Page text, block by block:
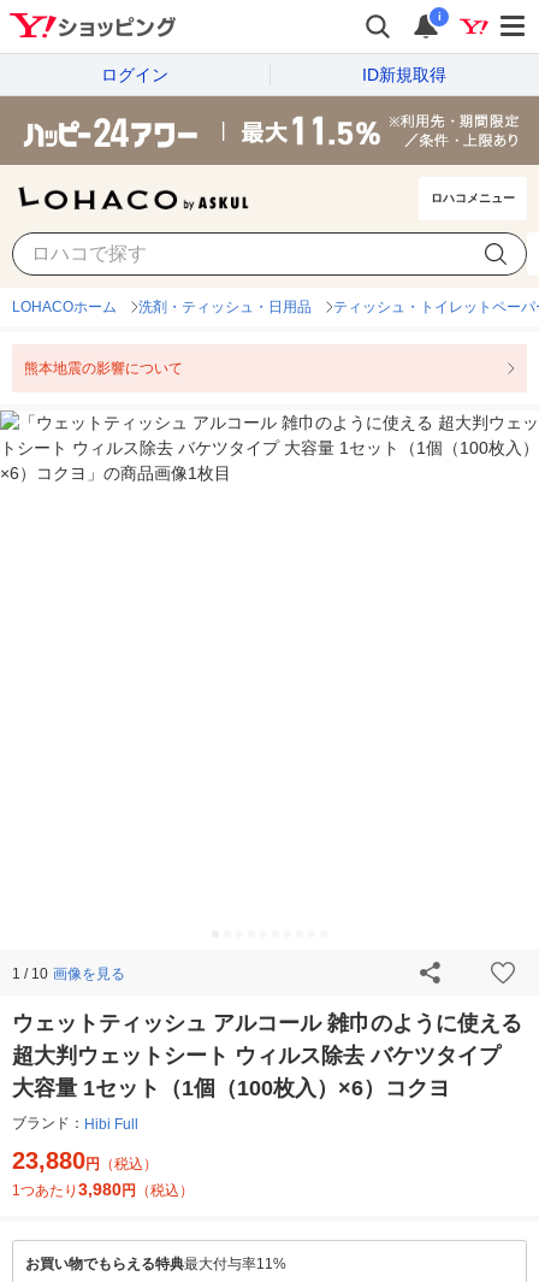
i
ログイン ID新規取得
ロハコメニュー
LOHACOホーム 洗剤・ティッシュ・日用品 ティッシュ・トイレットペーパ
熊本地震の影響について
1 / 10 画像を見る
ウェットティッシュ アルコール 雑巾のように使える
超大判ウェットシート ウィルス除去 バケツタイプ
大容量 1セット（1個（100枚入）×6）コクヨ
ブランド： Hibi Full
23,880円
（税込）
1つあたり 3,980円 （税込）
お買い物でもらえる特典最大付与率11%